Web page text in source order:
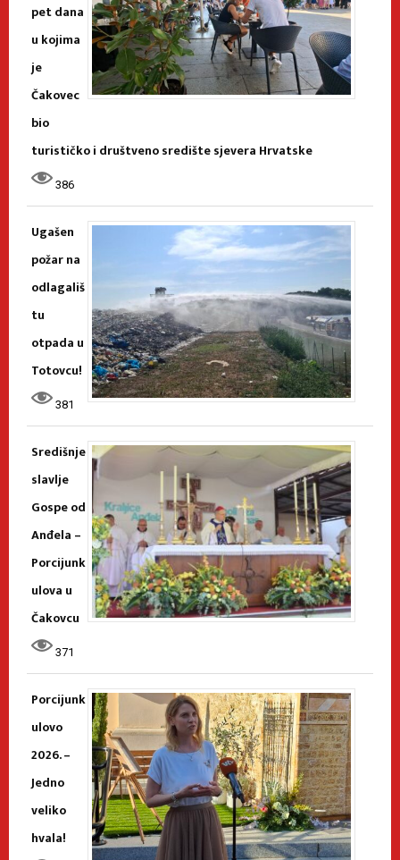
pet dana
u kojima
je
Čakovec
bio
turističko i društveno središte sjevera Hrvatske
386
Ugašen
požar na
odlagališ
tu
otpada u
Totovcu!
381
Središnje
slavlje
Gospe od
Anđela –
Porcijunk
ulova u
Čakovcu
371
Porcijunk
ulovo
2026. –
Jedno
veliko
hvala!